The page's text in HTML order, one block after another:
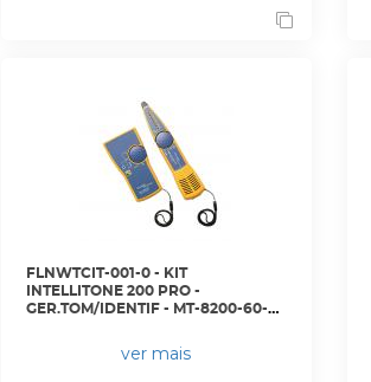
FLNWTCIT-001-0 - KIT
INTELLITONE 200 PRO -
GER.TOM/IDENTIF - MT-8200-60-
ver mais